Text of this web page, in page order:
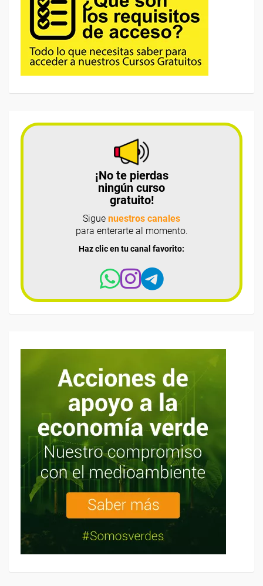
¡No te pierdas
ningún curso
gratuito!
Sigue nuestros canales
para enterarte al momento.
Haz clic en tu canal favorito: